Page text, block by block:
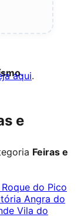
.
aqui.
e
Feiras e
Roque do Pico
Angra do
Vila do